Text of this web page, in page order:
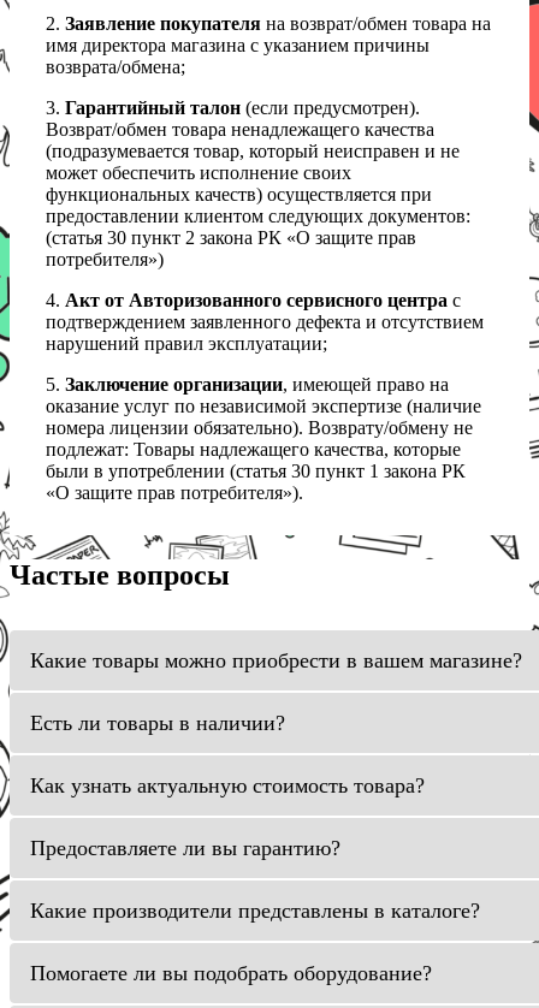
2. Заявление покупателя на возврат/обмен товара на
имя директора магазина с указанием причины
возврата/обмена;
3. Гарантийный талон (если предусмотрен).
Возврат/обмен товара ненадлежащего качества
(подразумевается товар, который неисправен и не
может обеспечить исполнение своих
функциональных качеств) осуществляется при
предоставлении клиентом следующих документов:
(статья 30 пункт 2 закона РК «О защите прав
потребителя»)
4. Акт от Авторизованного сервисного центра с
подтверждением заявленного дефекта и отсутствием
нарушений правил эксплуатации;
5. Заключение организации, имеющей право на
оказание услуг по независимой экспертизе (наличие
номера лицензии обязательно). Возврату/обмену не
подлежат: Товары надлежащего качества, которые
были в употреблении (статья 30 пункт 1 закона РК
«О защите прав потребителя»).
Частые вопросы
Какие товары можно приобрести в вашем магазине?
Есть ли товары в наличии?
Как узнать актуальную стоимость товара?
Предоставляете ли вы гарантию?
Какие производители представлены в каталоге?
Помогаете ли вы подобрать оборудование?